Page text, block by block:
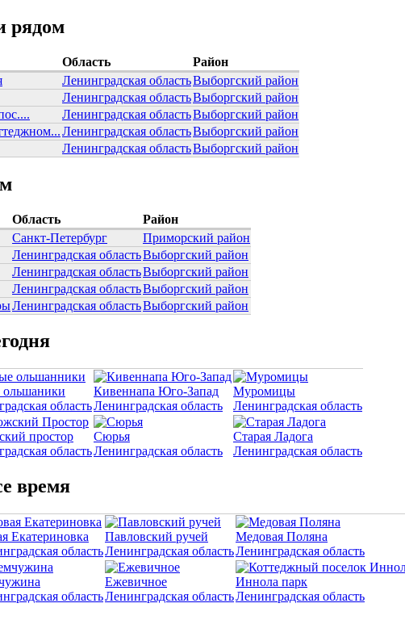
рядом
Область
Район
Ленинградская областьВыборгский район
Ленинградская областьВыборгский район
Ленинградская областьВыборгский район
Ленинградская областьВыборгский район
Ленинградская областьВыборгский район
Область
Район
Санкт-Петербург
Приморский район
Ленинградская областьВыборгский район
Ленинградская областьВыборгский район
Ленинградская областьВыборгский район
Ленинградская областьВыборгский район
область
Кивеннапа Юго-Запад
Ленинградская область
Муромицы
Ленинградская область
простор
область
Сюрья
Ленинградская область
Старая Ладога
Ленинградская область
время
Екатериновка
область
Павловский ручей
Ленинградская область
Медовая Поляна
Ленинградская область
область
Ежевичное
Ленинградская область
Иннола парк
Ленинградская область